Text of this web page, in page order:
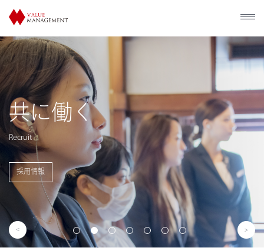
歴史的建造物の
利活用
Utilization of Historical Facilities
事業概要を見る